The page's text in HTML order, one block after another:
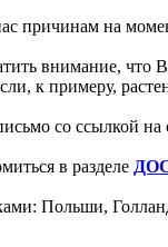
причинам на
внимание, что
к примеру,
со ссылкой
в разделе
Польши,